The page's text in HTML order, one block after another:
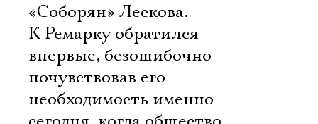
«Соборян» Лескова.
К Ремарку обратился
впервые, безошибочно
почувствовав его
необходимость именно